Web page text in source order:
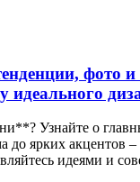
фото и
идеального
Узнайте о
до ярких акцентов –
идеями и